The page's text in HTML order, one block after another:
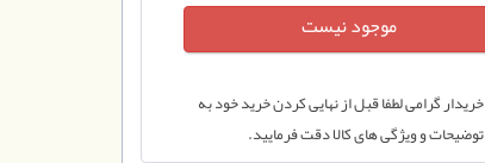
موجود نیست
خریدار گرامی لطفا قبل از نهایی کردن خرید خود به
توضیحات و ویژگی های کالا دقت فرمایید.